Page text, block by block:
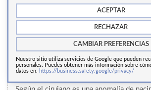
Mery
12 Febrero 2023
Hola Dr. Hace 8 meses me hice aumento
por el surco y detrás del músculo.
operación al abrir,se dieron cuenta de
músculos pectorales retraído y no pudo
Nuestro sitio utiliza servicios de Google que pueden
personales. Puedes obtener más información sobre
datos en: https://business.safety.google/privacy/
ACEPTAR
RECHAZAR
CAMBIAR PREFERENCIAS